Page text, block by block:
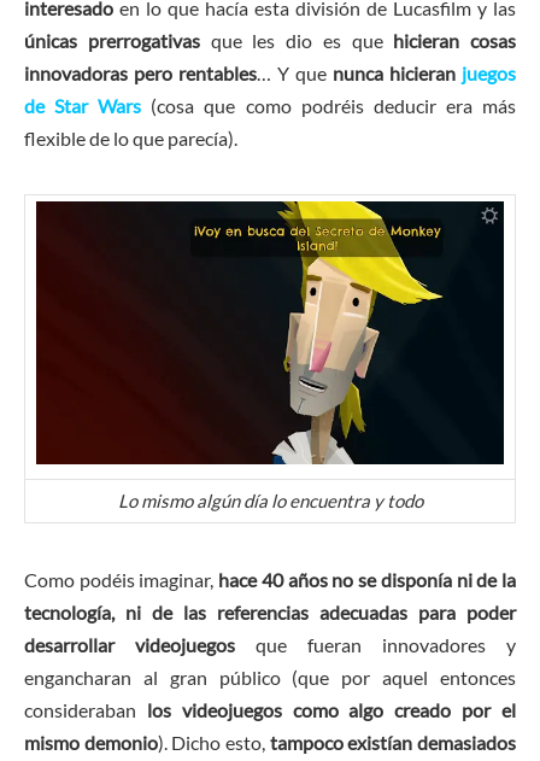
interesado en lo que hacía esta división de Lucasfilm y las
únicas prerrogativasque les dio es que hicieran cosas
innovadoras pero rentables … Y que nunca hicieran juegos
de Star Wars (cosa que como podréis deducir era más
flexible de lo que parecía).
Lo mismo algún día lo encuentra y todo
Como podéis imaginar, hace 40 años no se disponía ni de la
tecnología, ni de las referencias adecuadas para poder
desarrollar videojuegos que fueran innovadores y
engancharan al gran público (que por aquel entonces
consideraban los videojuegos como algo creado por el
mismo demonio). Dicho esto, tampoco existían demasiados